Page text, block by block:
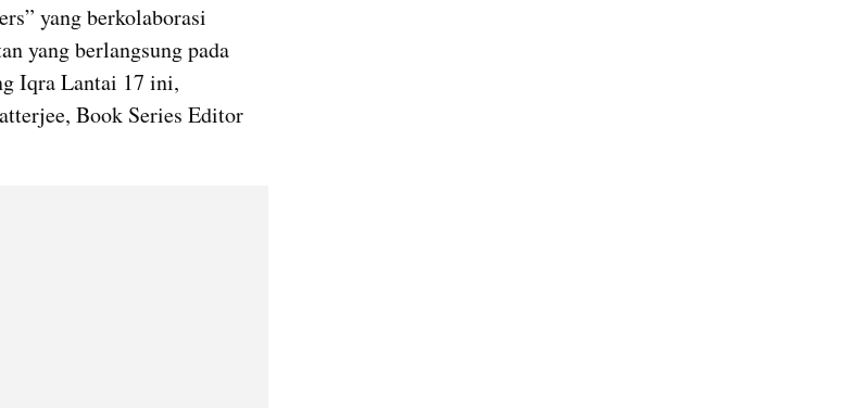
yang berkolaborasi
yang berlangsung pada
Iqra Lantai 17 ini,
Book Series Editor